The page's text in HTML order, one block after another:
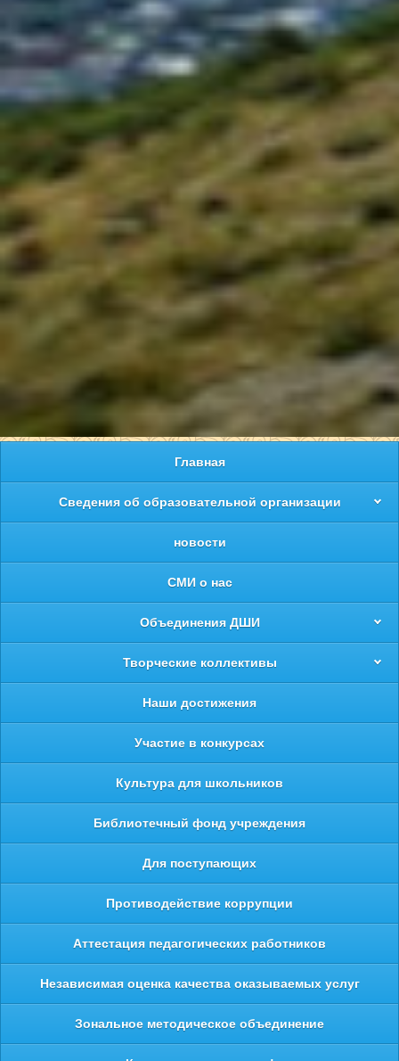
Главная
Сведения об образовательной организации
новости
СМИ о нас
Объединения ДШИ
Творческие коллективы
Наши достижения
Участие в конкурсах
Культура для школьников
Библиотечный фонд учреждения
Для поступающих
Противодействие коррупции
Аттестация педагогических работников
Независимая оценка качества оказываемых услуг
Зональное методическое объединение